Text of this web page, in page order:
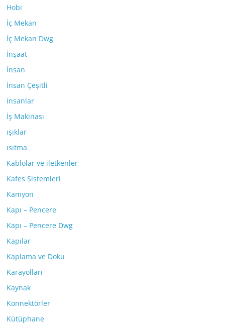
Hobi
İç Mekan
İç Mekan Dwg
İnşaat
İnsan
İnsan Çeşitli
insanlar
İş Makinası
ışıklar
ısıtma
Kablolar ve iletkenler
Kafes Sistemleri
Kamyon
Kapı – Pencere
Kapı – Pencere Dwg
Kapılar
Kaplama ve Doku
Karayolları
Kaynak
Konnektörler
Kütüphane